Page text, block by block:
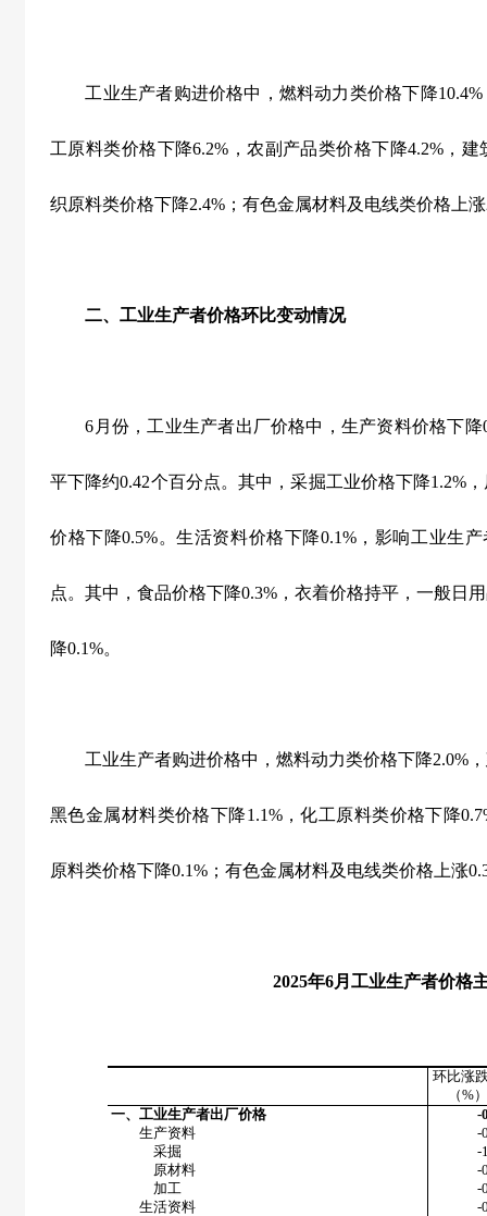
工业生产者购进价格中，燃料动力类价格下降10.4%
工原料类价格下降6.2% ，农副产品类价格下降4.2%，建
织原料类价格下降2.4% ；有色金属材料及电线类价格上涨
二、工业生产者价格环比变动情况
6 月份，工业生产者出厂价格中，生产资料价格下降
平下降约0.42个百分点。其中，采掘工业价格下降1.2%
价格下降0.5%。生活资料价格下降0.1%，影响工业生
点。其中，食品价格下降0.3% ，衣着价格持平，一般日
降0.1%。
工业生产者购进价格中，燃料动力类价格下降2.0%
黑色金属材料类价格下降1.1%，化工原料类价格下降
原料类价格下降0.1% ；有色金属材料及电线类价格上涨
2025年6月工业生产者价格
环比涨
（%）
一、工业生产者出厂价格
-
生产资料
-
采掘
-
原材料
-
加工
-
生活资料
-